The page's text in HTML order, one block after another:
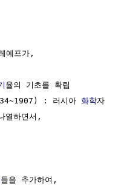
예프가,
율의 기초를 확립
: 러시아
화학자
열하면서,
들을 추가하여,